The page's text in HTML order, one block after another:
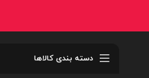
دسته بندی کالاها